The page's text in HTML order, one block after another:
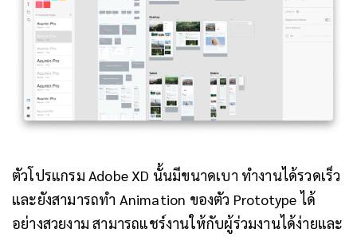
ตัวโปรแกรม Adobe XD นั้นมีขนาดเบา ทำงานได้รวดเร็ว
และยังสามารถทำ Animation ของตัว Prototype ได้
อย่างสวยงาม สามารถแชร์งานให้กับผู้ร่วมงานได้ง่ายและ